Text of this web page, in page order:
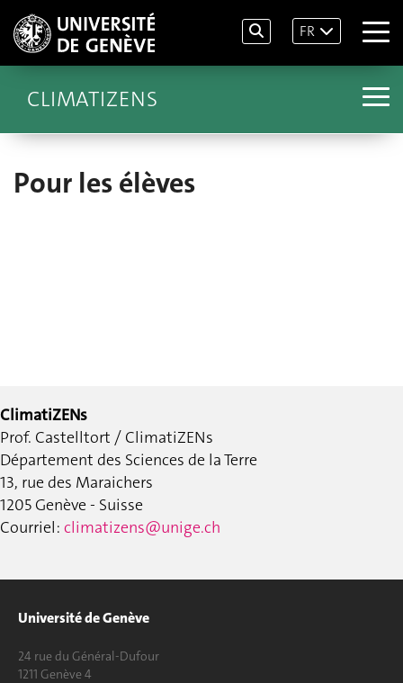
FR
CLIMATIZENS
Pour les élèves
ClimatiZENs
Prof. Castelltort / ClimatiZENs
Département des Sciences de la Terre
13, rue des Maraichers
1205 Genève - Suisse
Courriel: climatizens@unige.ch
Université de Genève
24 rue du Général-Dufour
1211 Genève 4